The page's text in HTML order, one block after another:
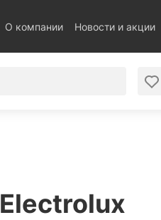
О компании Новости и акции